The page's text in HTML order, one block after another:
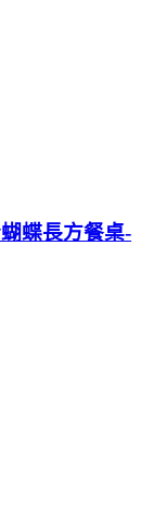
蝶長方餐桌-